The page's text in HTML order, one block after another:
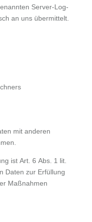
Server-Log-
an uns übermittelt.
mit anderen
ist Art. 6 Abs. 1 lit.
Daten zur Erfüllung
Maßnahmen